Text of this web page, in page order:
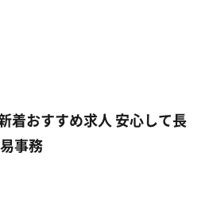
着おすすめ求人 安心して長
事務